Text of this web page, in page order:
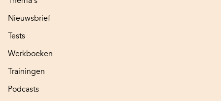
Nieuwsbrief
Tests
Werkboeken
Trainingen
Podcasts